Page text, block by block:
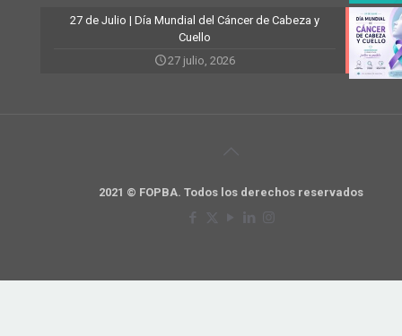
27 de Julio | Día Mundial del Cáncer de Cabeza y
Cuello
27 julio, 2026
2021 © FOPBA. Todos los derechos reservados